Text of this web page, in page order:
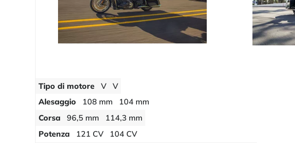
Tipo di motore
V
V
Alesaggio
108 mm
104 mm
Corsa
96,5 mm
114,3 mm
Potenza
121 CV
104 CV